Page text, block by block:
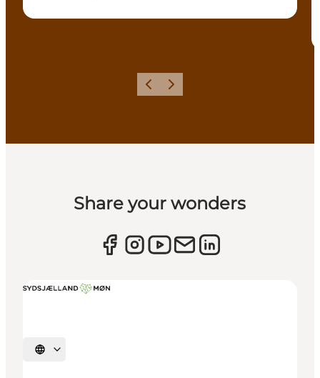
ForrigeNæste
Share your wonders
Vælg sprog